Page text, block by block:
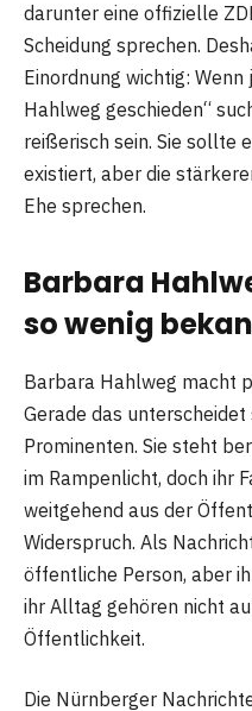
darunter eine offizielle
Scheidung sprechen.
Einordnung wichtig:
Hahlweg geschieden“
reißerisch sein. Sie sollte
existiert, aber die
Ehe sprechen.
Barbara
so wenig
Barbara Hahlweg macht
Gerade das
Prominenten. Sie steht
im Rampenlicht, doch ihr
weitgehend aus der
Widerspruch. Als
öffentliche Person, aber
ihr Alltag gehören nicht
Öffentlichkeit.
Die Nürnberger